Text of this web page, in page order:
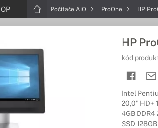
Počítače AiO ProOne HP
HP
kód
Intel
20,0" HD+
4GB DDR4
SSD 128GB